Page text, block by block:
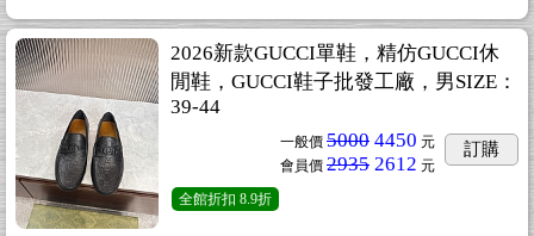
2026新款GUCCI單鞋，精仿GUCCI休
閒鞋，GUCCI鞋子批發工廠，男SIZE：
39-44
一般價 5000 4450 元
會員價 2935 2612 元
訂購
全館折扣 8.9折